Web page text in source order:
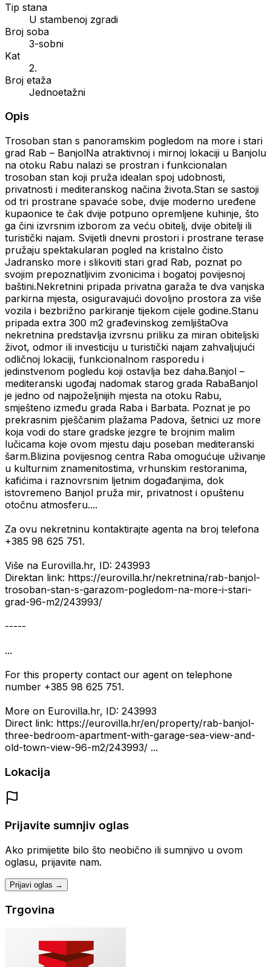
Tip stana
U stambenoj zgradi
Broj soba
3-sobni
Kat
2.
Broj etaža
Jednoetažni
Opis
Trosoban stan s panoramskim pogledom na more i stari
grad Rab – BanjolNa atraktivnoj i mirnoj lokaciji u Banjolu
na otoku Rabu nalazi se prostran i funkcionalan
trosoban stan koji pruža idealan spoj udobnosti,
privatnosti i mediteranskog načina života.Stan se sastoji
od tri prostrane spavaće sobe, dvije moderno uređene
kupaonice te čak dvije potpuno opremljene kuhinje, što
ga čini izvrsnim izborom za veću obitelj, dvije obitelji ili
turistički najam. Svijetli dnevni prostori i prostrane terase
pružaju spektakularan pogled na kristalno čisto
Jadransko more i slikoviti stari grad Rab, poznat po
svojim prepoznatljivim zvonicima i bogatoj povijesnoj
baštini.Nekretnini pripada privatna garaža te dva vanjska
parkirna mjesta, osiguravajući dovoljno prostora za više
vozila i bezbrižno parkiranje tijekom cijele godine.Stanu
pripada extra 300 m2 građevinskog zemljištaOva
nekretnina predstavlja izvrsnu priliku za miran obiteljski
život, odmor ili investiciju u turistički najam zahvaljujući
odličnoj lokaciji, funkcionalnom rasporedu i
jedinstvenom pogledu koji ostavlja bez daha.Banjol –
mediteranski ugođaj nadomak starog grada RabaBanjol
je jedno od najpoželjnijih mjesta na otoku Rabu,
smješteno između grada Raba i Barbata. Poznat je po
prekrasnim pješčanim plažama Padova, šetnici uz more
koja vodi do stare gradske jezgre te brojnim malim
lučicama koje ovom mjestu daju poseban mediteranski
šarm.Blizina povijesnog centra Raba omogućuje uživanje
u kulturnim znamenitostima, vrhunskim restoranima,
kafićima i raznovrsnim ljetnim događanjima, dok
istovremeno Banjol pruža mir, privatnost i opuštenu
otočnu atmosferu....
Za ovu nekretninu kontaktirajte agenta na broj telefona
+385 98 625 751.
Više na Eurovilla.hr, ID: 243993
Direktan link: https://eurovilla.hr/nekretnina/rab-banjol-
trosoban-stan-s-garazom-pogledom-na-more-i-stari-
grad-96-m2/243993/
-----
...
For this property contact our agent on telephone
number +385 98 625 751.
More on Eurovilla.hr, ID: 243993
Direct link: https://eurovilla.hr/en/property/rab-banjol-
three-bedroom-apartment-with-garage-sea-view-and-
old-town-view-96-m2/243993/ ...
Lokacija
Prijavite sumnjiv oglas
Ako primijetite bilo što neobično ili sumnjivo u ovom
oglasu, prijavite nam.
Prijavi oglas →
Trgovina